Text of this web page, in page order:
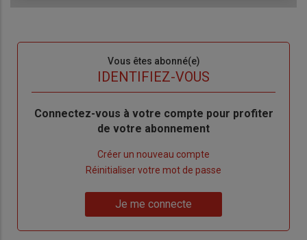
Vous êtes abonné(e)
IDENTIFIEZ-VOUS
Body
Connectez-vous à votre compte pour profiter
de votre abonnement
Créer un nouveau compte
de
Réinitialiser votre mot de passe
me
Je me connecte